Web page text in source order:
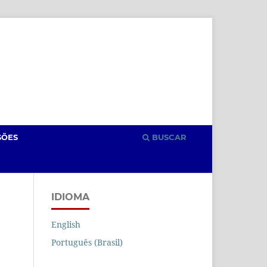
BUSCAR
IDIOMA
English
Português (Brasil)